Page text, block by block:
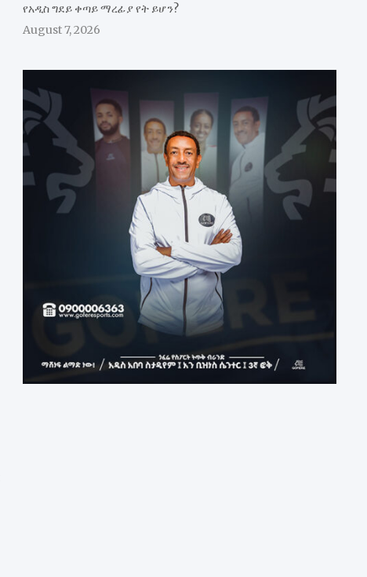
የአዲስ ግደይ ቀጣይ ማረፊያ የት ይሆን?
August 7, 2026